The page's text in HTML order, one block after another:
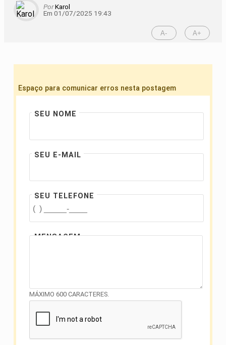
PorKarol
Em 01/07/2025 19:43
A- A+
Espaço para comunicar erros nesta postagem
SEU NOME
SEU E-MAIL
SEU TELEFONE
MENSAGEM
MÁXIMO 600 CARACTERES.